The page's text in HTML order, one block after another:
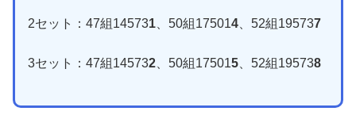
2セット：47組145731 、50組175014 、52組195737
3セット：47組145732、50組175015、52組195738